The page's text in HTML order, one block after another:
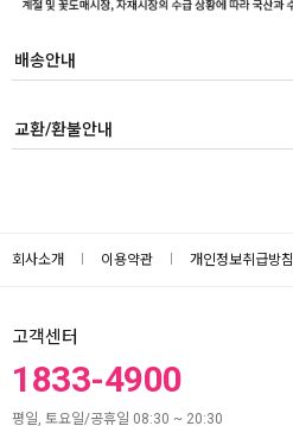
배송안내
교환/환불안내
회사소개 이용약관 개인정보취급방침
고객센터
1833-4900
평일, 토요일/공휴일 08:30 ~ 20:30